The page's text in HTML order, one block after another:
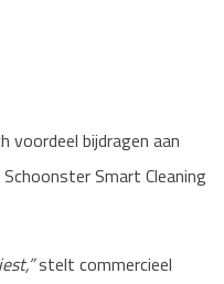
voordeel bijdragen aan
Smart Cleaning
stelt commercieel